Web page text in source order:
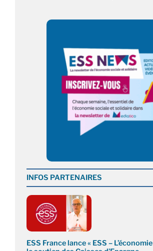
INFOS PARTENAIRES
ESS France lance « ESS –